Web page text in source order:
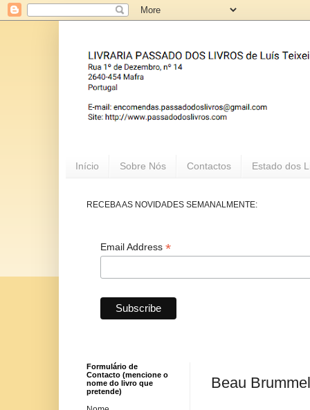
Início Sobre Nós Contactos Estado dos
RECEBA AS NOVIDADES SEMANALMENTE:
Email Address *
Beau
Formulário de
Contacto (mencione o
nome do livro que
pretende)